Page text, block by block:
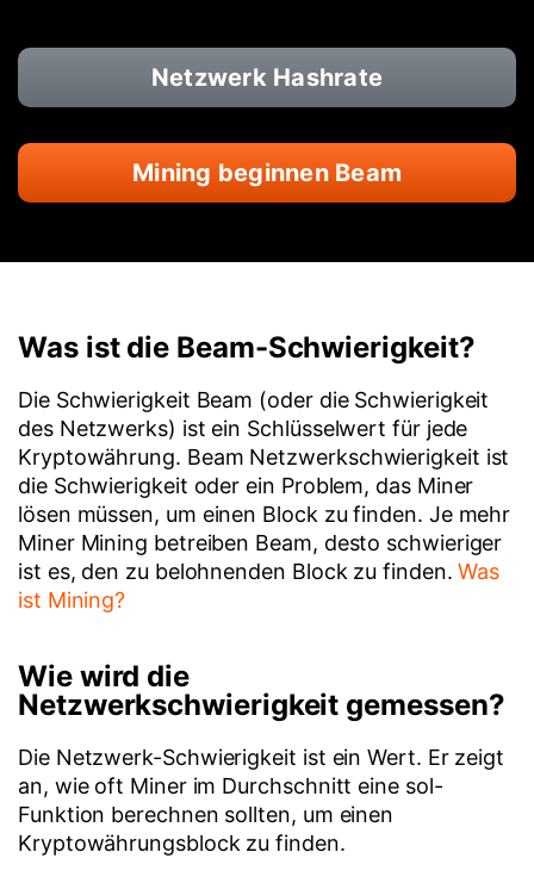
Netzwerk Hashrate
Mining beginnen Beam
Was ist die Beam-Schwierigkeit?
Die Schwierigkeit Beam (oder die Schwierigkeit
des Netzwerks) ist ein Schlüsselwert für jede
Kryptowährung. Beam Netzwerkschwierigkeit ist
die Schwierigkeit oder ein Problem, das Miner
lösen müssen, um einen Block zu finden. Je mehr
Miner Mining betreiben Beam, desto schwieriger
ist es, den zu belohnenden Block zu finden.Was
ist Mining?
Wie wird die
Netzwerkschwierigkeit gemessen?
Die Netzwerk-Schwierigkeit ist ein Wert. Er zeigt
an, wie oft Miner im Durchschnitt eine sol-
Funktion berechnen sollten, um einen
Kryptowährungsblock zu finden.